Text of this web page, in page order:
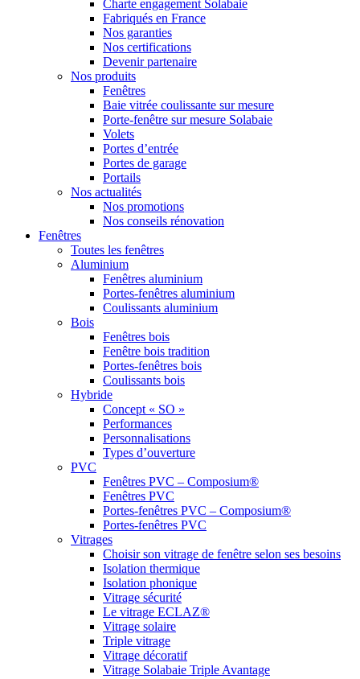
Charte engagement Solabaie
Fabriqués en France
Nos garanties
Nos certifications
Devenir partenaire
Nos produits
Fenêtres
Baie vitrée coulissante sur mesure
Porte-fenêtre sur mesure Solabaie
Volets
Portes d’entrée
Portes de garage
Portails
Nos actualités
Nos promotions
Nos conseils rénovation
Fenêtres
Toutes les fenêtres
Aluminium
Fenêtres aluminium
Portes-fenêtres aluminium
Coulissants aluminium
Bois
Fenêtres bois
Fenêtre bois tradition
Portes-fenêtres bois
Coulissants bois
Hybride
Concept « SO »
Performances
Personnalisations
Types d’ouverture
PVC
Fenêtres PVC – Composium®
Fenêtres PVC
Portes-fenêtres PVC – Composium®
Portes-fenêtres PVC
Vitrages
Choisir son vitrage de fenêtre selon ses besoins
Isolation thermique
Isolation phonique
Vitrage sécurité
Le vitrage ECLAZ®
Vitrage solaire
Triple vitrage
Vitrage décoratif
Vitrage Solabaie Triple Avantage